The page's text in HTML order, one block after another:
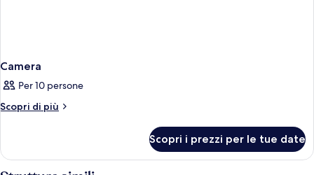
Camera
Per 10 persone
Scopri di più
Altri
Scopri i prezzi per le tue date